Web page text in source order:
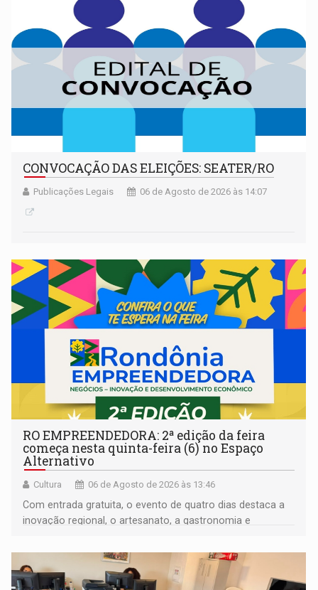
CONVOCAÇÃO DAS ELEIÇÕES: SEATER/RO
Publicações Legais 06 de Agosto de 2026 às 14:07
RO EMPREENDEDORA: 2ª edição da feira
começa nesta quinta-feira (6) no Espaço
Alternativo
Cultura 06 de Agosto de 2026 às 13:46
Com entrada gratuita, o evento de quatro dias destaca a
inovação regional, o artesanato, a gastronomia e